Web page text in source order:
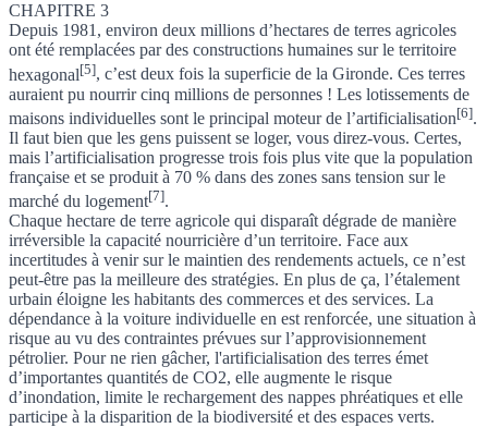
CHAPITRE 3
Depuis 1981, environ deux millions d’hectares de terres agricoles
ont été remplacées par des constructions humaines sur le territoire
hexagonal[5], c’est deux fois la superficie de la Gironde. Ces terres
auraient pu nourrir cinq millions de personnes ! Les lotissements de
maisons individuelles sont le principal moteur de l’artificialisation[6].
Il faut bien que les gens puissent se loger, vous direz-vous. Certes,
mais l’artificialisation progresse trois fois plus vite que la population
française et se produit à 70 % dans des zones sans tension sur le
marché du logement[7].
Chaque hectare de terre agricole qui disparaît dégrade de manière
irréversible la capacité nourricière d’un territoire. Face aux
incertitudes à venir sur le maintien des rendements actuels, ce n’est
peut-être pas la meilleure des stratégies. En plus de ça, l’étalement
urbain éloigne les habitants des commerces et des services. La
dépendance à la voiture individuelle en est renforcée, une situation à
risque au vu des contraintes prévues sur l’approvisionnement
pétrolier. Pour ne rien gâcher, l'artificialisation des terres émet
d’importantes quantités de CO2, elle augmente le risque
d’inondation, limite le rechargement des nappes phréatiques et elle
participe à la disparition de la biodiversité et des espaces verts.